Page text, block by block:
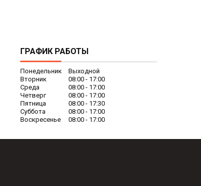
ГРАФИК РАБОТЫ
Понедельник
Выходной
Вторник
08:00
17:00
Среда
08:00
17:00
Четверг
08:00
17:00
Пятница
08:00
17:30
Суббота
08:00
17:00
Воскресенье
08:00 17:00